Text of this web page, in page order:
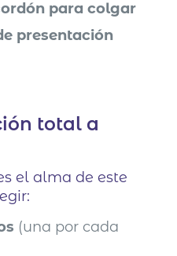
para colgar
presentación
total a
el alma de este
(una por cada